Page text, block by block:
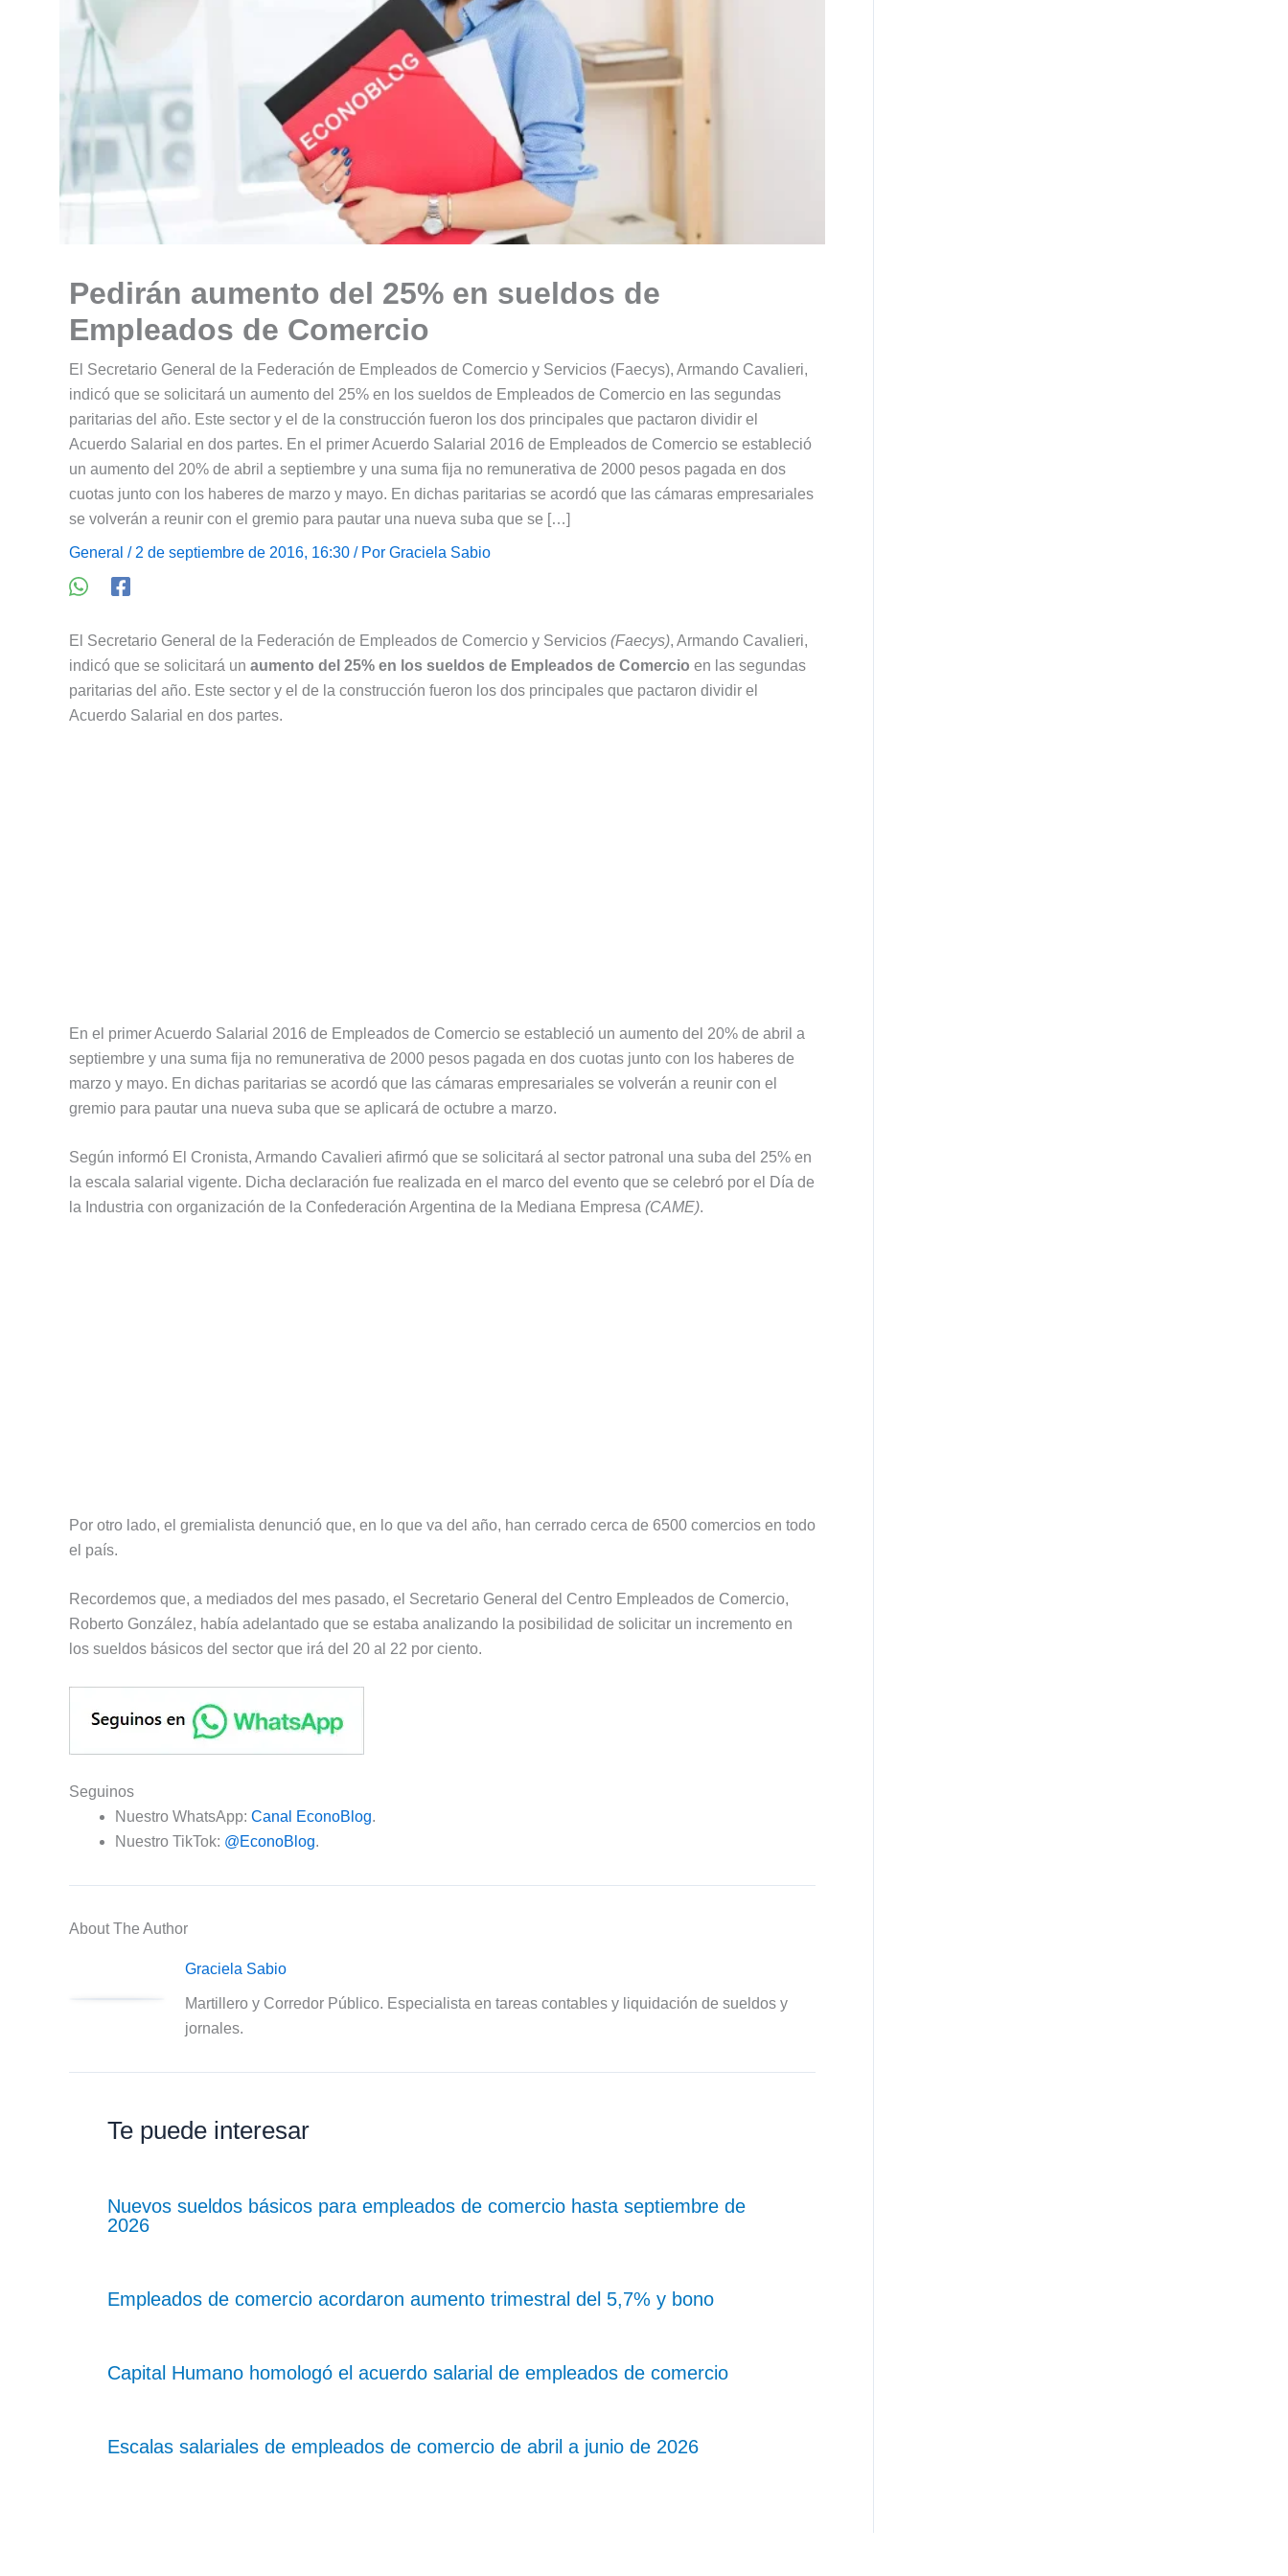
Pedirán aumento del 25% en sueldos de
Empleados de Comercio
El Secretario General de la Federación de Empleados de Comercio y Servicios (Faecys), Armando Cavalieri,
indicó que se solicitará un aumento del 25% en los sueldos de Empleados de Comercio en las segundas
paritarias del año. Este sector y el de la construcción fueron los dos principales que pactaron dividir el
Acuerdo Salarial en dos partes. En el primer Acuerdo Salarial 2016 de Empleados de Comercio se estableció
un aumento del 20% de abril a septiembre y una suma fija no remunerativa de 2000 pesos pagada en dos
cuotas junto con los haberes de marzo y mayo. En dichas paritarias se acordó que las cámaras empresariales
se volverán a reunir con el gremio para pautar una nueva suba que se […]
General / 2 de septiembre de 2016, 16:30 / Por Graciela Sabio
El Secretario General de la Federación de Empleados de Comercio y Servicios (Faecys), Armando Cavalieri,
indicó que se solicitará un aumento del 25% en los sueldos de Empleados de Comercio en las segundas
paritarias del año. Este sector y el de la construcción fueron los dos principales que pactaron dividir el
Acuerdo Salarial en dos partes.
En el primer Acuerdo Salarial 2016 de Empleados de Comercio se estableció un aumento del 20% de abril a
septiembre y una suma fija no remunerativa de 2000 pesos pagada en dos cuotas junto con los haberes de
marzo y mayo. En dichas paritarias se acordó que las cámaras empresariales se volverán a reunir con el
gremio para pautar una nueva suba que se aplicará de octubre a marzo.
Según informó El Cronista, Armando Cavalieri afirmó que se solicitará al sector patronal una suba del 25% en
la escala salarial vigente. Dicha declaración fue realizada en el marco del evento que se celebró por el Día de
la Industria con organización de la Confederación Argentina de la Mediana Empresa (CAME).
Por otro lado, el gremialista denunció que, en lo que va del año, han cerrado cerca de 6500 comercios en todo
el país.
Recordemos que, a mediados del mes pasado, el Secretario General del Centro Empleados de Comercio,
Roberto González, había adelantado que se estaba analizando la posibilidad de solicitar un incremento en
los sueldos básicos del sector que irá del 20 al 22 por ciento.
Seguinos
Nuestro WhatsApp: Canal EconoBlog.
Nuestro TikTok: @EconoBlog.
About The Author
Graciela Sabio
Martillero y Corredor Público. Especialista en tareas contables y liquidación de sueldos y
jornales.
Te puede interesar
Nuevos sueldos básicos para empleados de comercio hasta septiembre de
2026
Empleados de comercio acordaron aumento trimestral del 5,7% y bono
Capital Humano homologó el acuerdo salarial de empleados de comercio
Escalas salariales de empleados de comercio de abril a junio de 2026